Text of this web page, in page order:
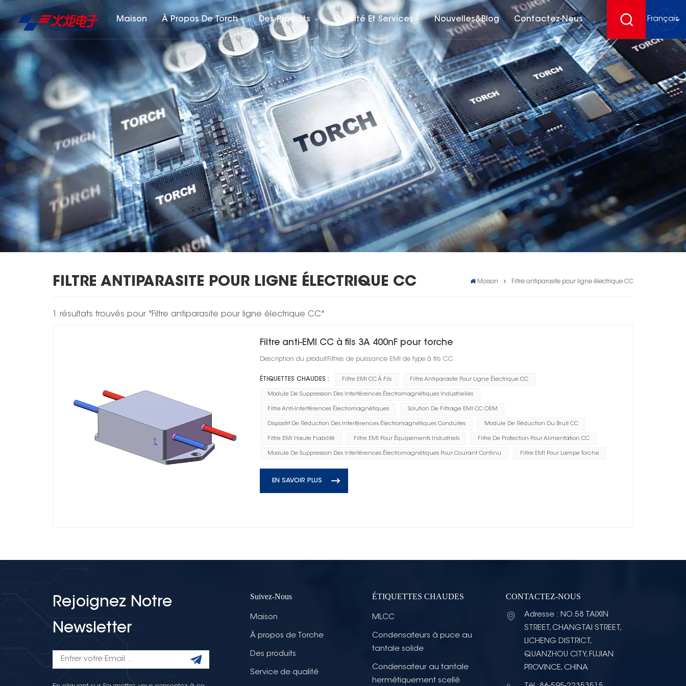
Maison À Propos De Torch Des Produits Qualité Et Services Nouvelles&Blog Contactez-Nous Français
English
français
Deutsch
español
FILTRE ANTIPARASITE POUR LIGNE ÉLECTRIQUE CC Maison Filtre antiparasite pour ligne électrique CC
1 résultats trouvés pour "Filtre antiparasite pour ligne électrique CC"
Filtre anti-EMI CC à fils 3A 400nF pour torche
Description du produitFiltres de puissance EMI de type à fils CC
ÉTIQUETTES CHAUDES : Filtre EMI CC À Fils Filtre Antiparasite Pour Ligne Électrique CC
Module De Suppression Des Interférences Électromagnétiques Industrielles
Filtre Anti-Interférences Électromagnétiques Solution De Filtrage EMI CC OEM
Dispositif De Réduction Des Interférences Électromagnétiques Conduites Module De Réduction Du Bruit CC
Filtre EMI Haute Fiabilité Filtre EMI Pour Équipements Industriels Filtre De Protection Pour Alimentation CC
Module De Suppression Des Interférences Électromagnétiques Pour Courant Continu Filtre EMI Pour Lampe Torche
EN SAVOIR PLUS
Rejoignez Notre
Newsletter
Suivez-Nous
Maison
À propos de Torche
Des produits
Service de qualité
ÉTIQUETTES CHAUDES
MLCC
Condensateurs à puce au
tantale solide
Condensateur au tantale
hermétiquement scellé
CONTACTEZ-NOUS
Adresse : NO.58 TAIXIN
STREET, CHANGTAI STREET,
LICHENG DISTRICT,
QUANZHOU CITY, FUJIAN
PROVINCE, CHINA